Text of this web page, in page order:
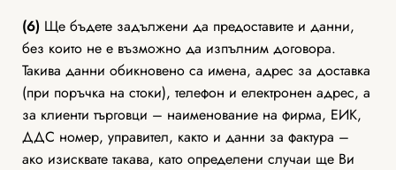
(6) Ще бъдете задължени да предоставите и данни,
без които не е възможно да изпълним договора.
Такива данни обикновено са имена, адрес за доставка
(при поръчка на стоки), телефон и електронен адрес, а
за клиенти търговци – наименование на фирма, ЕИК,
ДДС номер, управител, както и данни за фактура –
ако изисквате такава, като определени случаи ще Ви